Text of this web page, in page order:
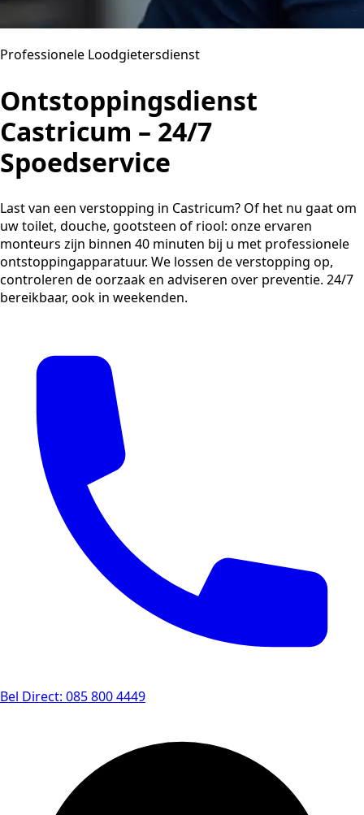
Professionele Loodgietersdienst
Ontstoppingsdienst
Castricum – 24/7
Spoedservice
Last van een verstopping in Castricum? Of het nu gaat om
uw toilet, douche, gootsteen of riool: onze ervaren
monteurs zijn binnen 40 minuten bij u met professionele
ontstoppingapparatuur. We lossen de verstopping op,
controleren de oorzaak en adviseren over preventie. 24/7
bereikbaar, ook in weekenden.
Bel Direct: 085 800 4449